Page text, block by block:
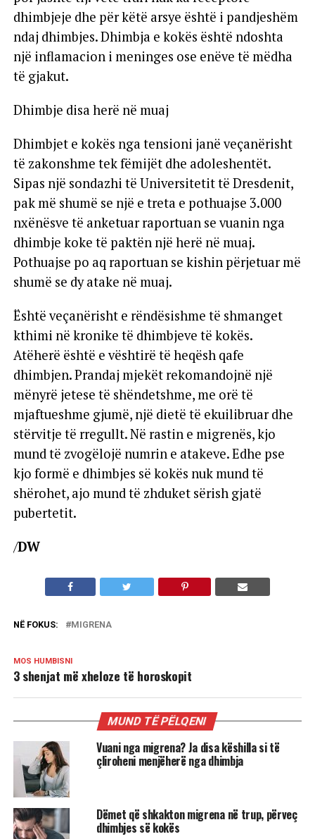
dhimbjeje dhe për këtë arsye është i pandjeshëm
ndaj dhimbjes. Dhimbja e kokës është ndoshta
një inflamacion i meninges ose enëve të mëdha
të gjakut.
Dhimbje disa herë në muaj
Dhimbjet e kokës nga tensioni janë veçanërisht
të zakonshme tek fëmijët dhe adoleshentët.
Sipas një sondazhi të Universitetit të Dresdenit,
pak më shumë se një e treta e pothuajse 3.000
nxënësve të anketuar raportuan se vuanin nga
dhimbje koke të paktën një herë në muaj.
Pothuajse po aq raportuan se kishin përjetuar më
shumë se dy atake në muaj.
Është veçanërisht e rëndësishme të shmanget
kthimi në kronike të dhimbjeve të kokës.
Atëherë është e vështirë të heqësh qafe
dhimbjen. Prandaj mjekët rekomandojnë një
mënyrë jetese të shëndetshme, me orë të
mjaftueshme gjumë, një dietë të ekuilibruar dhe
stërvitje të rregullt. Në rastin e migrenës, kjo
mund të zvogëlojë numrin e atakeve. Edhe pse
kjo formë e dhimbjes së kokës nuk mund të
shërohet, ajo mund të zhduket sërish gjatë
pubertetit.
/DW
NË FOKUS: MIGRENA
MOS HUMBISNI
3 shenjat më xheloze të horoskopit
MUND TË PËLQENI
Vuani nga migrena? Ja disa këshilla si të
çliroheni menjëherë nga dhimbja
Dëmet që shkakton migrena në trup, përveç
dhimbjes së kokës